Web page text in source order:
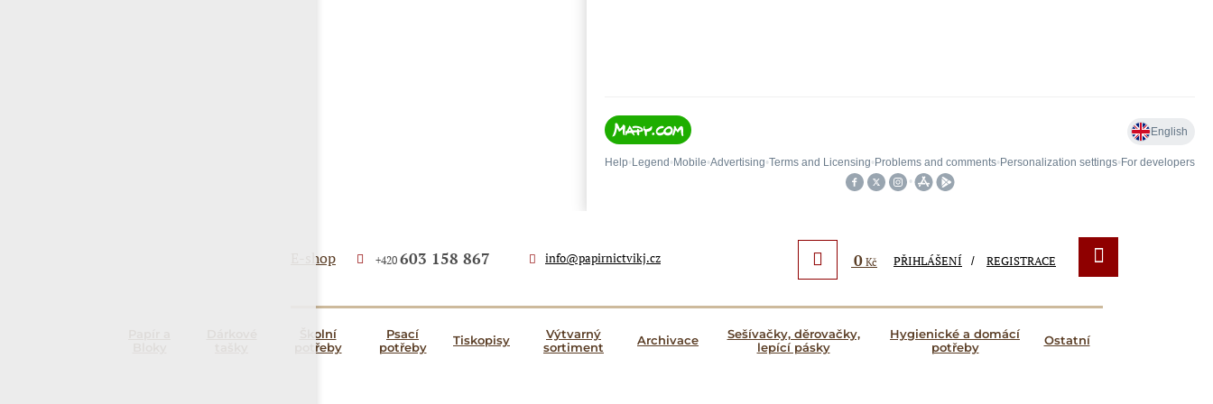
E-shop +420 603 158 867 info@papirnictvikj.cz 0 Kč PŘIHLÁŠENÍ REGISTRACE
Školní
potřeby
Psací
potřeby
Tiskopisy
Výtvarný
sortiment
Archivace
Sešívačky, děrovačky,
lepící pásky
Hygienické a domácí
potřeby
Ostatní